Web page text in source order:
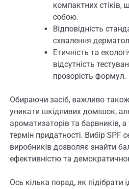
компактних стіків,
собою.
Відповідність
схвалення
Етичність та
відсутність
прозорість формул.
Обираючи засіб, важливо
уникати шкідливих домішок,
ароматизаторів та барвників,
термін придатності. Вибір SPF
виробників дозволяє знайти
ефективністю та
Ось кілька порад, як підібрати